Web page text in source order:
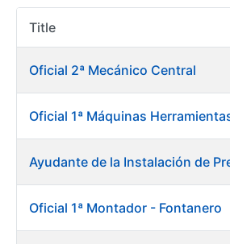
Show/Hide
Show/Hide
Show/Hide
Title
Oficial 2ª Mecánico Central
Oficial 1ª Montador - Fontanero